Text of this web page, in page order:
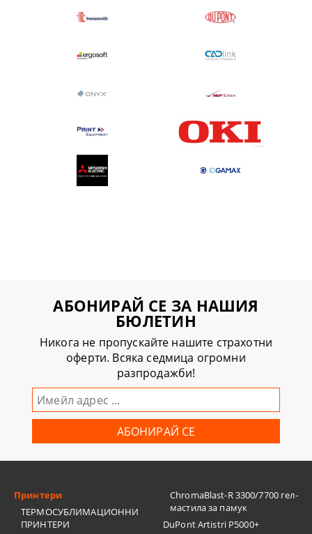
АБОНИРАЙ СЕ ЗА НАШИЯ
БЮЛЕТИН
Никога не пропускайте нашите страхотни
оферти. Всяка седмица огромни
разпродажби!
Принтери
ТЕРМОСУБЛИМАЦИОННИ
ПРИНТЕРИ
ChromaBlast-R 3300/7700 гел-
мастила за памук
DuPont Artistri P5000+